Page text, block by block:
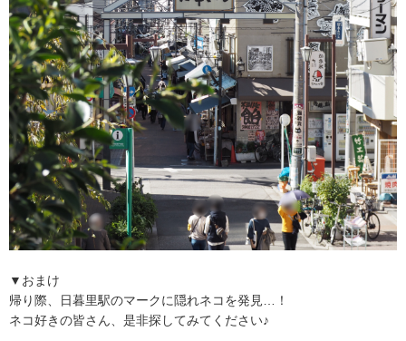
▼おまけ
帰り際、日暮里駅のマークに隠れネコを発見…！
ネコ好きの皆さん、是非探してみてください♪